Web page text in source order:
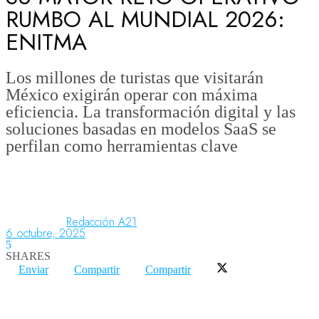
Aeronáutica
Aeropuertos
Columnistas
RUMBO AL MUNDIAL 2026:
ENITMA
Los millones de turistas que visitarán
México exigirán operar con máxima
eficiencia. La transformación digital y las
soluciones basadas en modelos SaaS se
perfilan como herramientas clave
Redacción A21
6 octubre, 2025
5
SHARES
Enviar
Compartir Compartir